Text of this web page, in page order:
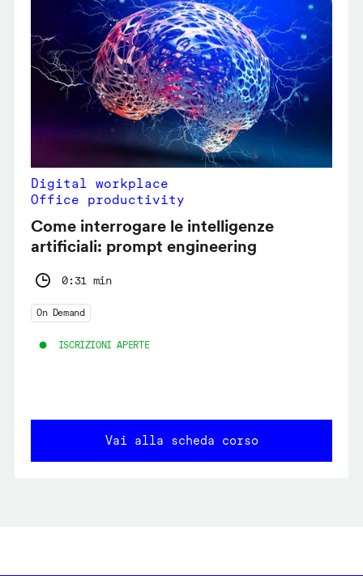
Digital workplace
Office productivity
Come interrogare le intelligenze
artificiali: prompt engineering
0:31 min
On Demand
ISCRIZIONI APERTE
Vai alla scheda corso